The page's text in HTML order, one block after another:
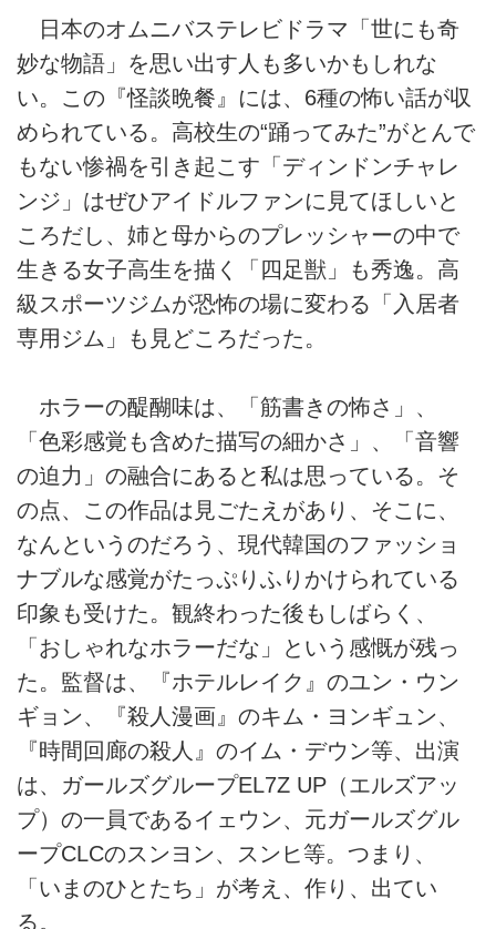
日本のオムニバステレビドラマ「世にも奇
妙な物語」を思い出す人も多いかもしれな
い。この『怪談晩餐』には、6種の怖い話が収
められている。高校生の“踊ってみた”がとんで
もない惨禍を引き起こす「ディンドンチャレ
ンジ」はぜひアイドルファンに見てほしいと
ころだし、姉と母からのプレッシャーの中で
生きる女子高生を描く「四足獣」も秀逸。高
級スポーツジムが恐怖の場に変わる「入居者
専用ジム」も見どころだった。
ホラーの醍醐味は、「筋書きの怖さ」、
「色彩感覚も含めた描写の細かさ」、「音響
の迫力」の融合にあると私は思っている。そ
の点、この作品は見ごたえがあり、そこに、
なんというのだろう、現代韓国のファッショ
ナブルな感覚がたっぷりふりかけられている
印象も受けた。観終わった後もしばらく、
「おしゃれなホラーだな」という感慨が残っ
た。監督は、『ホテルレイク』のユン・ウン
ギョン、『殺人漫画』のキム・ヨンギュン、
『時間回廊の殺人』のイム・デウン等、出演
は、ガールズグループEL7Z UP（エルズアッ
プ）の一員であるイェウン、元ガールズグル
ープCLCのスンヨン、スンヒ等。つまり、
「いまのひとたち」が考え、作り、出てい
る。